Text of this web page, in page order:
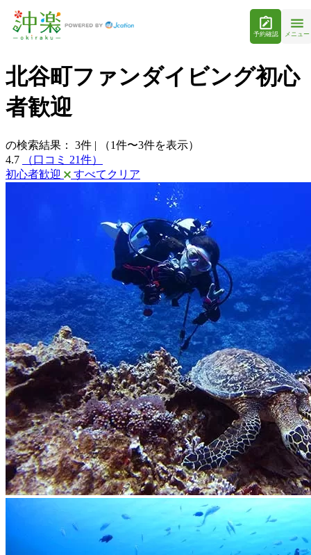
予約確認 メニュー
北谷町ファンダイビング初心
者歓迎
の検索結果： 3件 |
（1件〜3件を表示）
4.7
（口コミ 21件）
初心者歓迎
すべてクリア